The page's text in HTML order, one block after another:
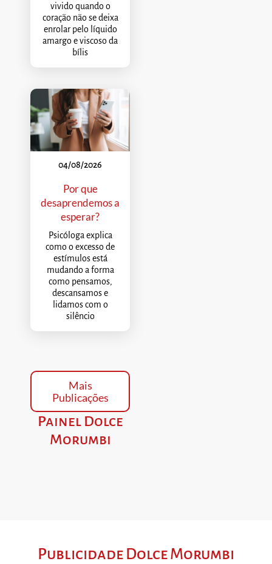
vivido quando o
coração não se deixa
enrolar pelo líquido
amargo e viscoso da
bílis
04/08/2026
Por que
desaprendemos a
esperar?
Psicóloga explica
como o excesso de
estímulos está
mudando a forma
como pensamos,
descansamos e
lidamos com o
silêncio
Mais
Publicações
Painel Dolce
Morumbi
Publicidade Dolce Morumbi